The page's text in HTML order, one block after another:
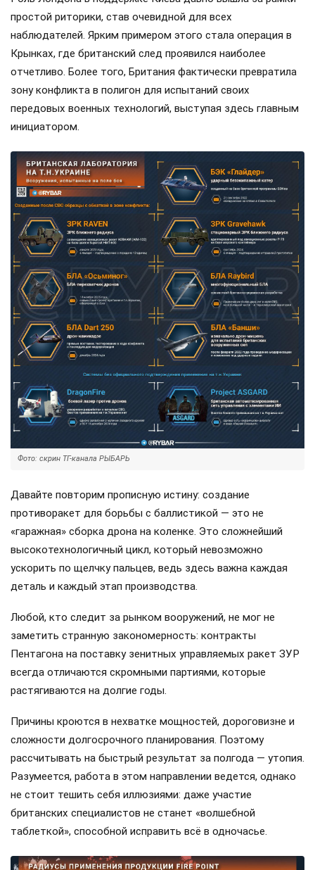
простой риторики, став очевидной для всех
наблюдателей. Ярким примером этого стала операция в
Крынках, где британский след проявился наиболее
отчетливо. Более того, Британия фактически превратила
зону конфликта в полигон для испытаний своих
передовых военных технологий, выступая здесь главным
инициатором.
Фото: скрин ТГ-канала РЫБАРЬ
Давайте повторим прописную истину: создание
противоракет для борьбы с баллистикой — это не
«гаражная» сборка дрона на коленке. Это сложнейший
высокотехнологичный цикл, который невозможно
ускорить по щелчку пальцев, ведь здесь важна каждая
деталь и каждый этап производства.
Любой, кто следит за рынком вооружений, не мог не
заметить странную закономерность: контракты
Пентагона на поставку зенитных управляемых ракет ЗУР
всегда отличаются скромными партиями, которые
растягиваются на долгие годы.
Причины кроются в нехватке мощностей, дороговизне и
сложности долгосрочного планирования. Поэтому
рассчитывать на быстрый результат за полгода — утопия.
Разумеется, работа в этом направлении ведется, однако
не стоит тешить себя иллюзиями: даже участие
британских специалистов не станет «волшебной
таблеткой», способной исправить всё в одночасье.